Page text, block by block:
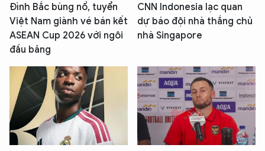
Đình Bắc bùng nổ, tuyển
Việt Nam giành vé bán kết
ASEAN Cup 2026 với ngôi
đầu bảng
CNN Indonesia lạc quan
dự báo đội nhà thắng chủ
nhà Singapore
Hãy hỏi tôi bất kỳ điều gì bạn cần biết về
An Ninh Thủ Đô nhé. Tôi sẵn sàng hỗ trợ!